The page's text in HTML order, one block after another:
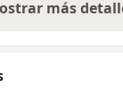
mássobre la